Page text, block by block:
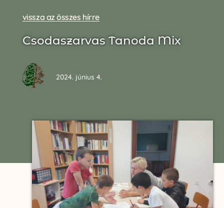
vissza az összes hírre
Csodaszarvas Tanoda Mix
2024. június 4.